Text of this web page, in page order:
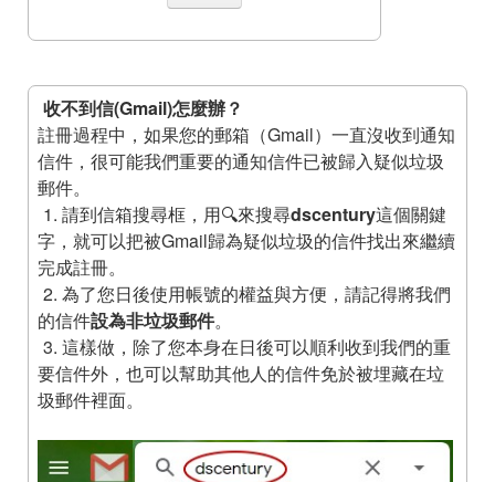
收不到信(Gmail)怎麼辦？
註冊過程中，如果您的郵箱（Gmail）一直沒收到通知
信件，很可能我們重要的通知信件已被歸入疑似垃圾
郵件。
請到信箱搜尋框，用🔍來搜尋dscentury這個關鍵
字，就可以把被Gmail歸為疑似垃圾的信件找出來繼續
完成註冊。
為了您日後使用帳號的權益與方便，請記得將我們
的信件設為非垃圾郵件。
這樣做，除了您本身在日後可以順利收到我們的重
要信件外，也可以幫助其他人的信件免於被埋藏在垃
圾郵件裡面。